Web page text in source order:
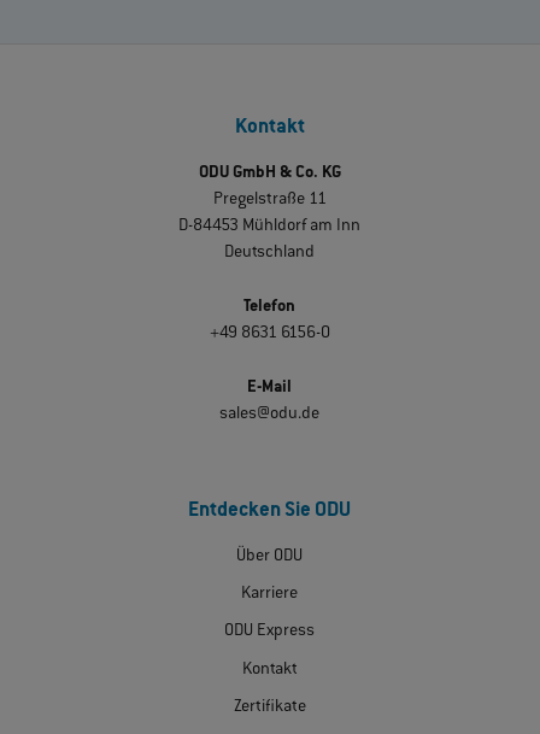
Kontakt
ODU GmbH & Co. KG
Pregelstraße 11
D-84453 Mühldorf am Inn
Deutschland
Telefon
+49 8631 6156-0
E-Mail
sales@odu.de
Entdecken Sie ODU
Über ODU
Karriere
ODU Express
Kontakt
Zertifikate